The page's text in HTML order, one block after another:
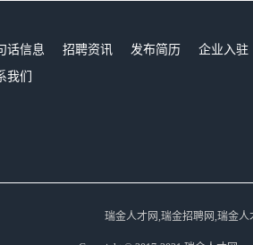
话信息 招聘资讯 发布简历 企业入驻
我们
瑞金人才网,瑞金招聘网,瑞金人